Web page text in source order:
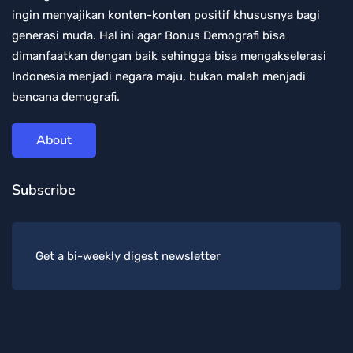
ingin menyajikan konten-konten positif khususnya bagi
generasi muda. Hal ini agar Bonus Demografi bisa
dimanfaatkan dengan baik sehingga bisa mengakselerasi
Indonesia menjadi negara maju, bukan malah menjadi
bencana demografi.
About
Subscribe
Get a bi-weekly digest newsletter